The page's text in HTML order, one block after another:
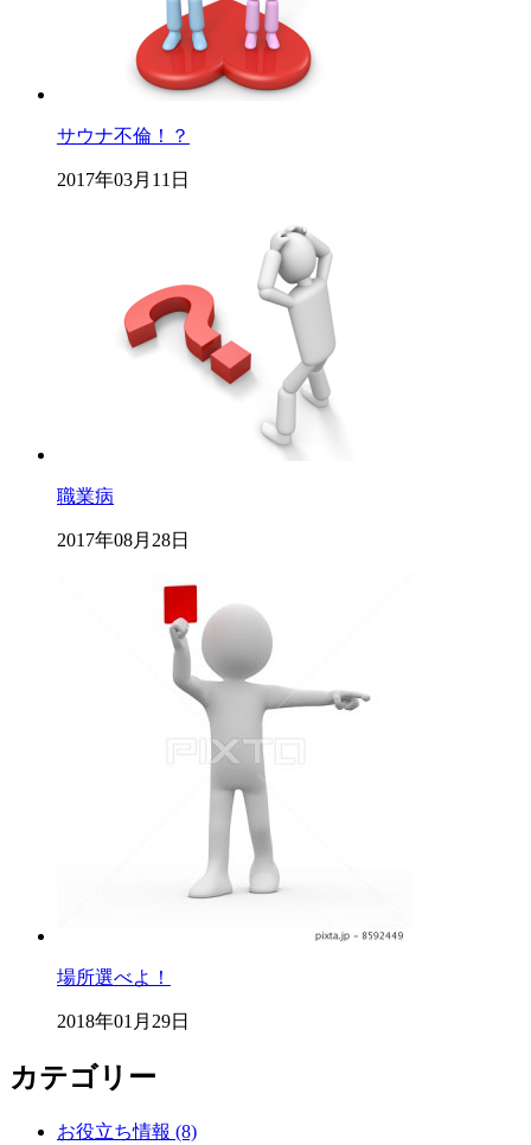
サウナ不倫！？
2017年03月11日
職業病
2017年08月28日
場所選べよ！
2018年01月29日
カテゴリー
お役立ち情報 (8)